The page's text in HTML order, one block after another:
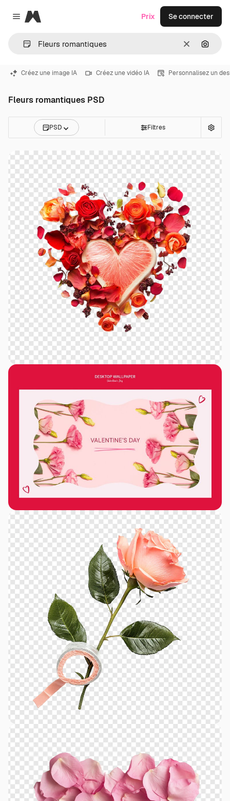
Close menu
Magnific
Effacer
Prix Se connecter
Créez une image IA Créez une vidéo IA Personnalisez un
Fleurs romantiques PSD
PSD Filtres